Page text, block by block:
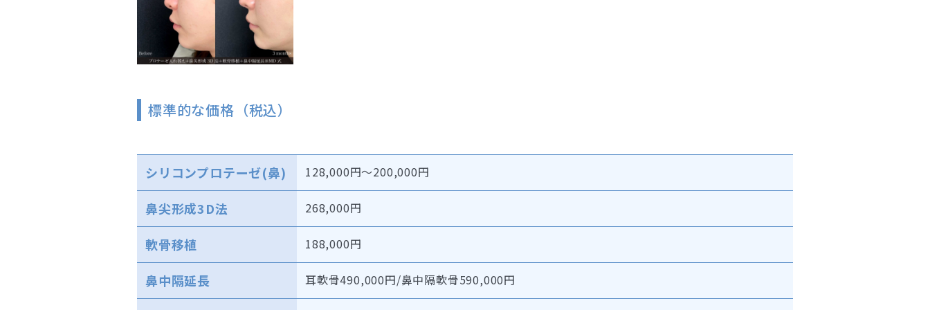
標準的な価格（税込）
シリコンプロテーゼ(鼻) 128,000円～200,000円
鼻尖形成3D法 268,000円
軟骨移植 188,000円
鼻中隔延長 耳軟骨490,000円/鼻中隔軟骨590,000円